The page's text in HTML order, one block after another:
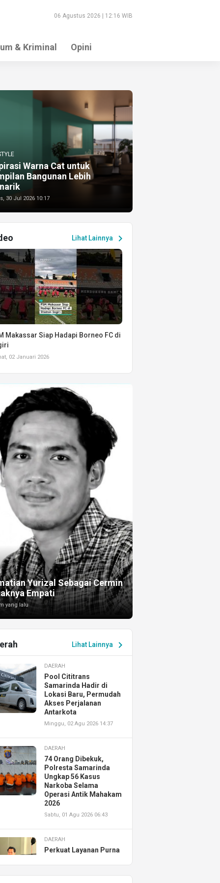
06 Agustus 2026 | 12:16 WIB
& Kriminal Opini
Warna Cat untuk
Bangunan Lebih
30 Jul 2026 10:17
Lihat Lainnya chevron_right
Makassar Siap Hadapi Borneo FC di
02 Januari 2026
Yurizal Sebagai Cermin
Empati
yang lalu
Lihat Lainnya chevron_right
DAERAH
Pool Cititrans
Samarinda Hadir di
Lokasi Baru, Permudah
Akses Perjalanan
Antarkota
Minggu, 02 Agu 2026 14:37
DAERAH
74 Orang Dibekuk,
Polresta Samarinda
Ungkap 56 Kasus
Narkoba Selama
Operasi Antik Mahakam
2026
Sabtu, 01 Agu 2026 06:43
DAERAH
Perkuat Layanan Purna
Resmikan AHASS